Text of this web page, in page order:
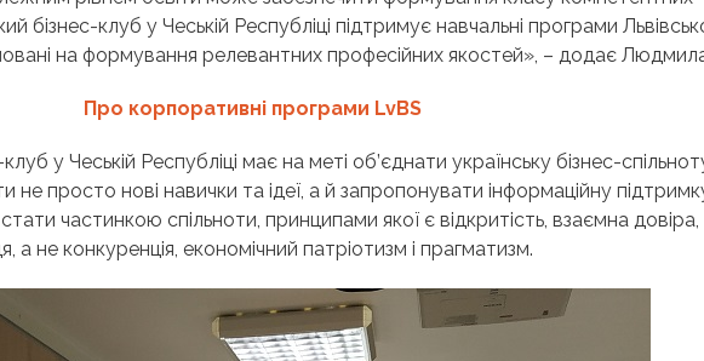
бізнес-клуб у Чеській Республіці підтримує навчальні програми
на формування релевантних професійних якостей», – додає
Про корпоративні програми LvBS
у Чеській Республіці має на меті об’єднати українську бізнес-
просто нові навички та ідеї, а й запропонувати інформаційну
частинкою спільноти, принципами якої є відкритість, взаємна довіра,
а не конкуренція, економічний патріотизм і прагматизм.